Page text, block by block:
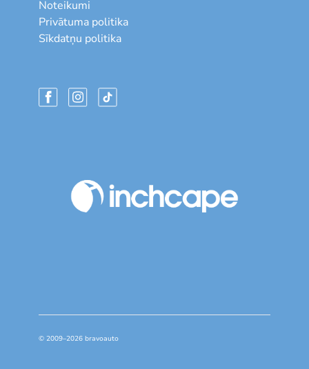
Noteikumi
Privātuma politika
Sīkdatņu politika
© 2009–2026 bravoauto